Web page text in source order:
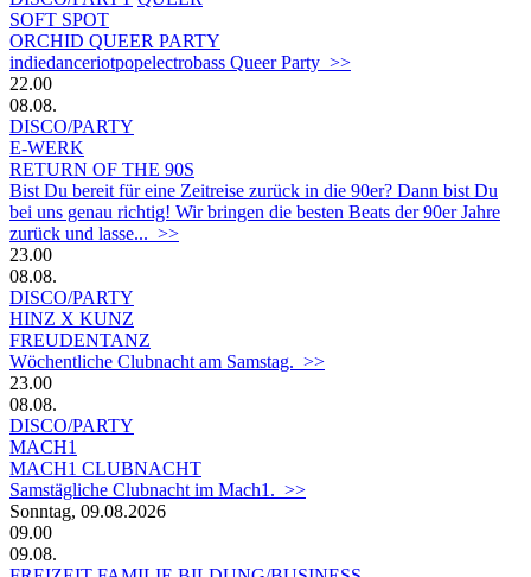
SOFT SPOT
ORCHID QUEER PARTY
indiedanceriotpopelectrobass Queer Party >>
22.00
08.08.
DISCO/PARTY
E-WERK
RETURN OF THE 90S
Bist Du bereit für eine Zeitreise zurück in die 90er? Dann bist Du
bei uns genau richtig! Wir bringen die besten Beats der 90er Jahre
zurück und lasse... >>
23.00
08.08.
DISCO/PARTY
HINZ X KUNZ
FREUDENTANZ
Wöchentliche Clubnacht am Samstag. >>
23.00
08.08.
DISCO/PARTY
MACH1
MACH1 CLUBNACHT
Samstägliche Clubnacht im Mach1. >>
Sonntag, 09.08.2026
09.00
09.08.